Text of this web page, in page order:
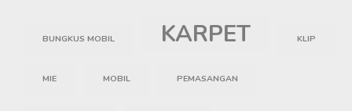
BUNGKUS MOBIL KARPET KLIP
MIE MOBIL PEMASANGAN